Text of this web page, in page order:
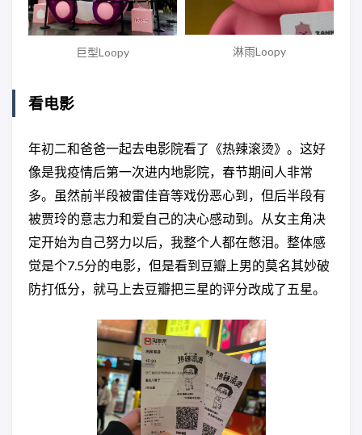
巨型Loopy 淋雨Loopy
看电影
年初二和爸爸一起去电影院看了《热辣滚烫》。这好
像是我疫情后第一次进内地影院，春节期间人非常
多。虽然前半段被雷佳音等戏份恶心到，但后半段有
被贾玲的意志力和爱自己的决心感动到。从女主角决
定开始为自己努力以后，我整个人都在憋泪。整体感
觉是个7.5分的电影，但是看到豆瓣上男的莫名其妙破
防打低分，就马上去豆瓣把三星的评分改成了五星。